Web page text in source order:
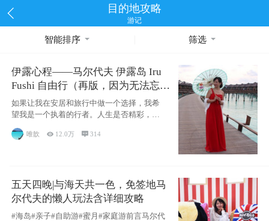
目的地攻略
游记
智能排序 筛选
伊露心程——马尔代夫 伊露岛 Iru
Fushi 自由行（再版，因为无法忘却
的留恋）
如果让我在安居和旅行中做一个选择，我希
望我是一个执着的行者。人生是否精彩，都
源于自己
唯歆  12.0万  314
五天四晚|与海天共一色，免签地马
尔代夫的懒人玩法含详细攻略
#海岛#亲子#自助游#蜜月#家庭游前言马尔代